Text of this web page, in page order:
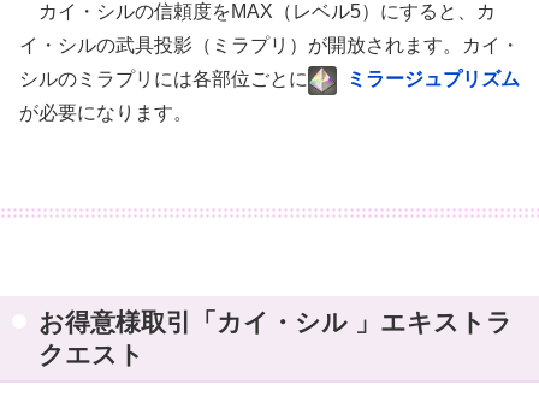
カイ・シルの信頼度をMAX（レベル5）にすると、カ
イ・シルの武具投影（ミラプリ）が開放されます。カイ・
シルのミラプリには各部位ごとに
ミラージュプリズム
が必要になります。
お得意様取引「カイ・シル 」エキストラ
クエスト